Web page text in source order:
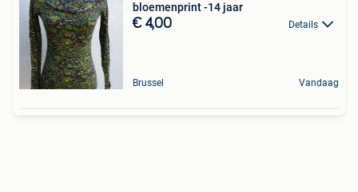
bloemenprint -14 jaar
€ 4,00 Details
Brussel Vandaag